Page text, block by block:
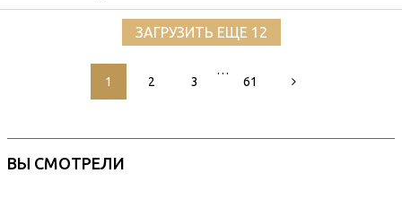
ЗАГРУЗИТЬ ЕЩЕ 12
1 2 3
…
61
ВЫ СМОТРЕЛИ